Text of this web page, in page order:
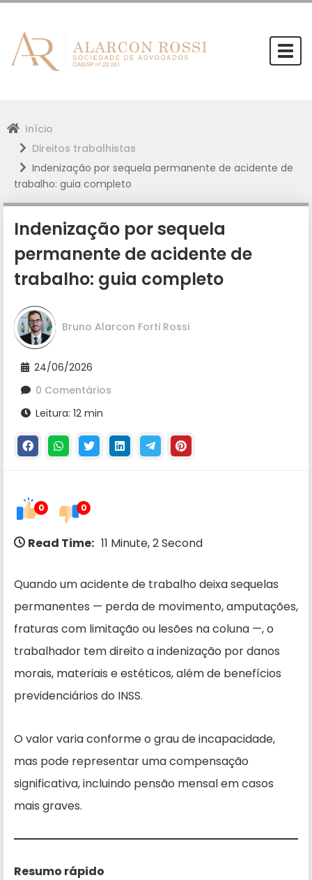
Início
Direitos trabalhistas
Indenização por sequela permanente de acidente de
trabalho: guia completo
Indenização por sequela
permanente de acidente de
trabalho: guia completo
Bruno Alarcon Forti Rossi
24/06/2026
0 Comentários
Leitura: 12 min
0 0
Read Time: 11 Minute, 2 Second
Quando um acidente de trabalho deixa sequelas
permanentes — perda de movimento, amputações,
fraturas com limitação ou lesões na coluna —, o
trabalhador tem direito a indenização por danos
morais, materiais e estéticos, além de benefícios
previdenciários do INSS.
O valor varia conforme o grau de incapacidade,
mas pode representar uma compensação
significativa, incluindo pensão mensal em casos
mais graves.
Resumo rápido